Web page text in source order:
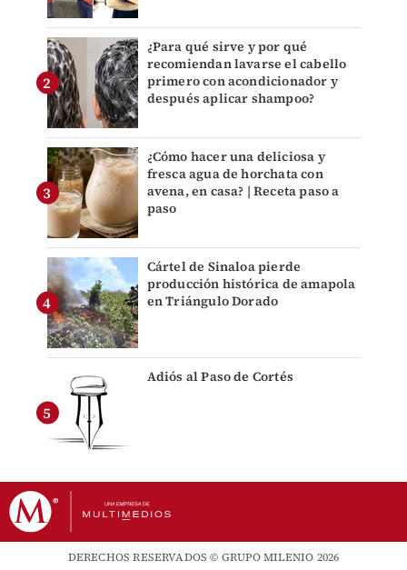
¿Para qué sirve y por qué
recomiendan lavarse el cabello
primero con acondicionador y
después aplicar shampoo?
¿Cómo hacer una deliciosa y
fresca agua de horchata con
avena, en casa? | Receta paso a
paso
Cártel de Sinaloa pierde
producción histórica de amapola
en Triángulo Dorado
Adiós al Paso de Cortés
DERECHOS RESERVADOS © GRUPO MILENIO 2026